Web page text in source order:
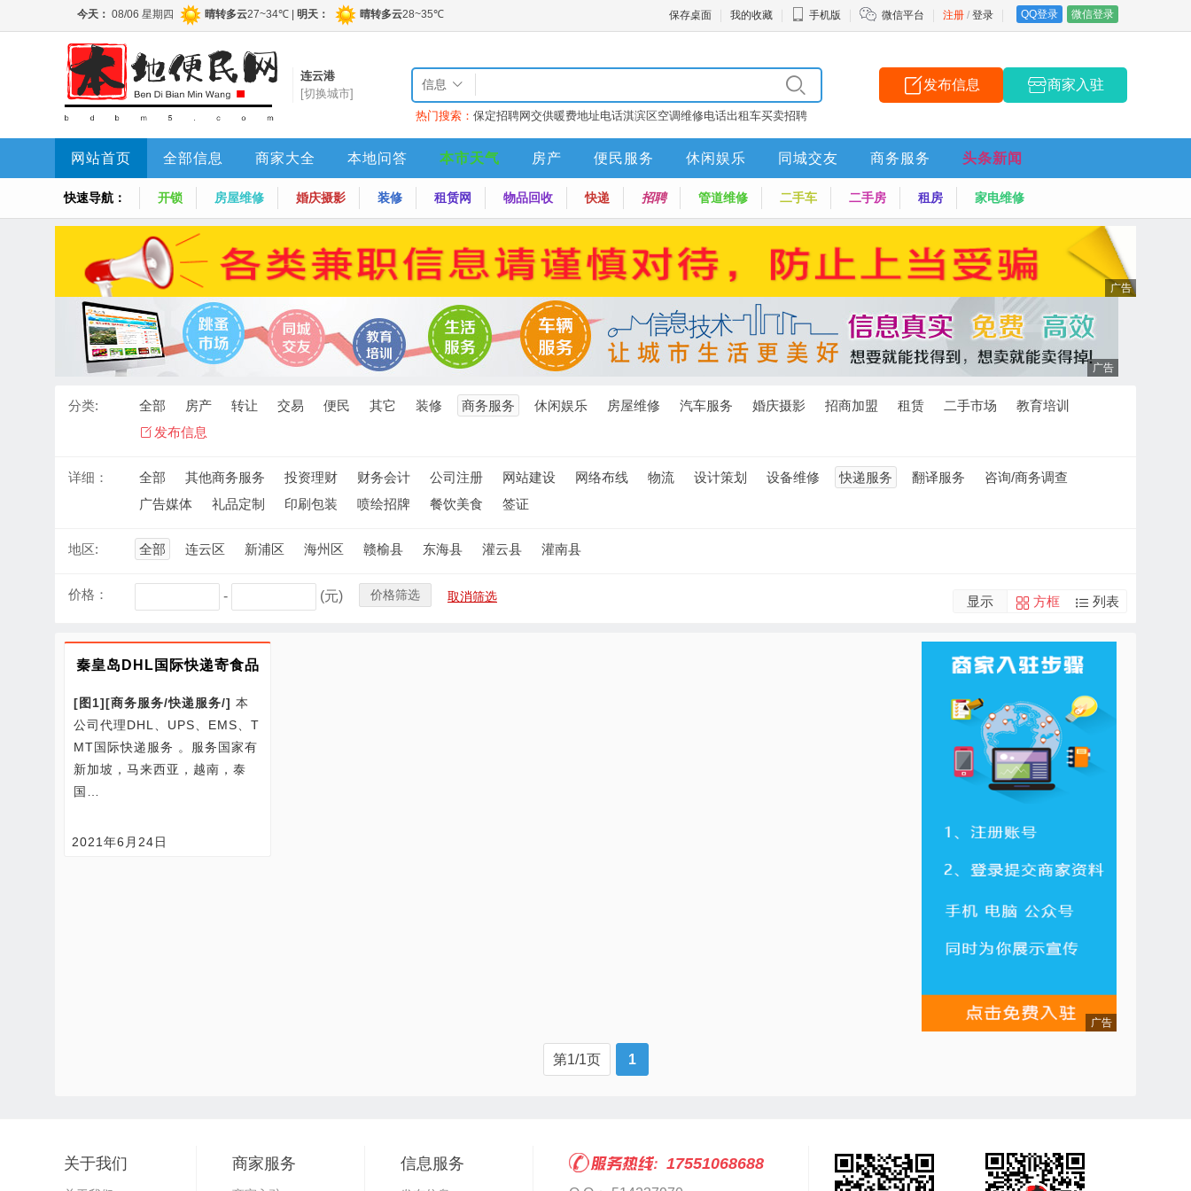
注册 / 登录 QQ登录 微信登录
保存桌面 我的收藏 手机版 微信平台
连云港
[切换城市]
信息
热门搜索： 保定招聘网交供暖费地址电话淇滨区空调维修电话出租车买卖招聘
发布信息 商家入驻
网站首页 全部信息 商家大全 本地问答 本市天气 房产 便民服务 休闲娱乐 同城交友 商务服务 头条新闻
快速导航： 开锁 房屋维修 婚庆摄影 装修 租赁网 物品回收 快递 招聘 管道维修 二手车 二手房 租房 家电维修
分类: 全部 房产 转让 交易 便民 其它 装修 商务服务 休闲娱乐 房屋维修 汽车服务 婚庆摄影 招商加盟 租赁 二手市场
教育培训
发布信息
详细： 全部 其他商务服务 投资理财 财务会计 公司注册 网站建设 网络布线 物流 设计策划 设备维修 快递服务 翻译服务
咨询/商务调查
广告媒体
礼品定制 印刷包装 喷绘招牌 餐饮美食 签证
地区: 全部 连云区 新浦区 海州区 赣榆县 东海县 灌云县 灌南县
价格： - (元) 价格筛选 取消筛选 显示 方框 列表
秦皇岛DHL国际快递寄食品
[图1][商务服务/快递服务/] 本
公司代理DHL、UPS、EMS、T
MT国际快递服务 。服务国家有
新加坡，马来西亚，越南，泰
国…
2021年6月24日
第1/1页 1
关于我们 商家服务 信息服务 17551068688